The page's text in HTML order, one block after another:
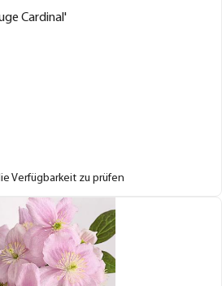
Cardinal'
Verfügbarkeit zu prüfen